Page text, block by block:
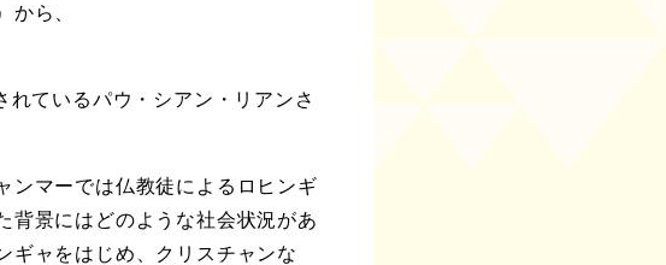
から、
ているパウ・シアン・リアンさ
ンマーでは仏教徒によるロヒンギ
背景にはどのような社会状況があ
ギャをはじめ、クリスチャンな